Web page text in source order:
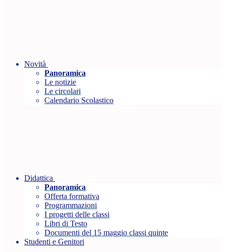
Novità
Panoramica
Le notizie
Le circolari
Calendario Scolastico
Didattica
Panoramica
Offerta formativa
Programmazioni
I progetti delle classi
Libri di Testo
Documenti del 15 maggio classi quinte
Studenti e Genitori